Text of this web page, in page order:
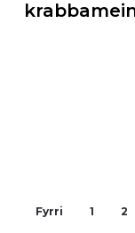
Fyrri 1 2